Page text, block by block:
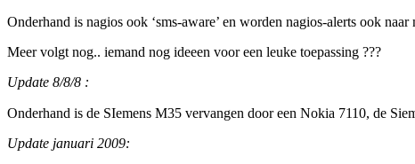
Onderhand is nagios ook ‘sms-aware’ en worden nagios-alerts ook
Meer volgt nog.. iemand nog ideeen voor een leuke toepassing ???
Update 8/8/8 :
Onderhand is de SIemens M35 vervangen door een Nokia 7110, de
Update januari 2009: